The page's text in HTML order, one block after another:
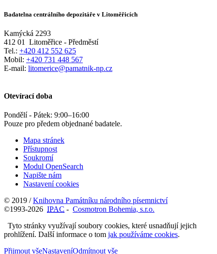
Badatelna centrálního depozitáře v Litoměřicích
Kamýcká 2293
412 01
Litoměřice - Předměstí
Tel.: +420 412 552 625
Mobil: +420 731 448 567
E-mail: litomerice@pamatnik-np.cz
Otevírací doba
Pondělí - Pátek: 9:00–16:00
Pouze pro předem objednané badatele.
Mapa stránek
Přístupnost
Soukromí
Modul OpenSearch
Napište nám
Nastavení cookies
© 2019 /Knihovna Památníku národního písemnictví
©1993-2026 IPAC - Cosmotron Bohemia, s.r.o.
Tyto stránky využívají soubory cookies, které usnadňují jejich
prohlížení. Další informace o tom jak používáme cookies.
Přijmout všeNastaveníOdmítnout vše